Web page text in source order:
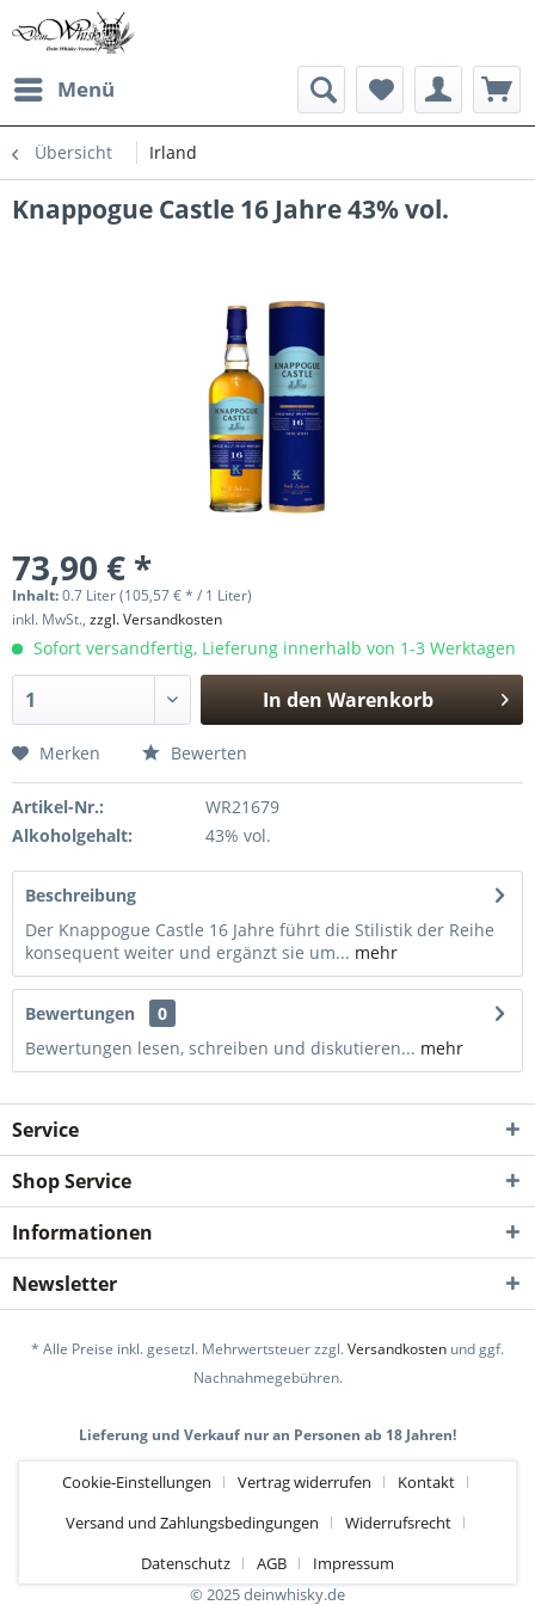
Menü
Übersicht Irland
Knappogue Castle 16 Jahre 43% vol.
73,90 € *
Inhalt:0.7 Liter (105,57 € * / 1 Liter)
inkl. MwSt., zzgl. Versandkosten
Sofort versandfertig, Lieferung innerhalb von 1-3 Werktagen
In den Warenkorb
Merken Bewerten
Artikel-Nr.:
WR21679
Alkoholgehalt:
43% vol.
Beschreibung
Der Knappogue Castle 16 Jahre führt die Stilistik der Reihe
konsequent weiter und ergänzt sie um... mehr
Bewertungen
0
Bewertungen lesen, schreiben und diskutieren... mehr
Service
Shop Service
Informationen
Newsletter
* Alle Preise inkl. gesetzl. Mehrwertsteuer zzgl.Versandkosten und ggf.
Nachnahmegebühren.
Lieferung und Verkauf nur an Personen ab 18 Jahren!
Cookie-Einstellungen Vertrag widerrufen
Kontakt
Versand und Zahlungsbedingungen
Widerrufsrecht
Datenschutz
AGB
Impressum
© 2025 deinwhisky.de